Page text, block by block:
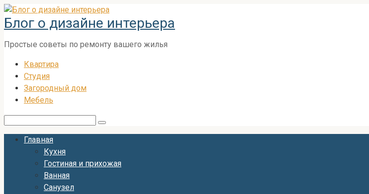
Перейти
к
контенту
Блог о дизайне интерьера
Простые советы по ремонту вашего жилья
Квартира
Студия
Загородный дом
Мебель
Главная
Кухня
Гостиная и прихожая
Ванная
Санузел